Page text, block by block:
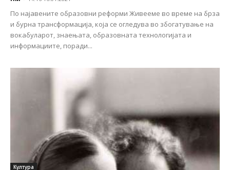
По најавените образовни реформи Живееме во време на брза
и бурна трансформација, која се огледува во збогатување на
вокабуларот, знаењата, образовната технологијата и
информациите, поради...
Култура